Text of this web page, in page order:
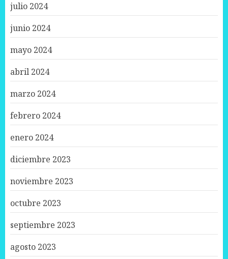
julio 2024
junio 2024
mayo 2024
abril 2024
marzo 2024
febrero 2024
enero 2024
diciembre 2023
noviembre 2023
octubre 2023
septiembre 2023
agosto 2023